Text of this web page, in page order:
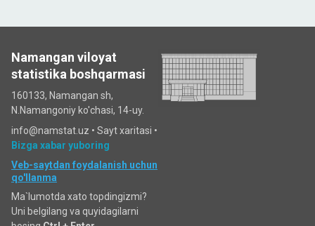
Namangan viloyat
statistika boshqarmasi
160133, Namangan sh,
N.Namangoniy ko'chasi, 14-uy.
info@namstat.uz • Sayt xaritasi •
Bizga xabar yuboring
Veb-saytdan foydalanish uchun
qo'llanma
Ma`lumotda xato topdingizmi?
Uni belgilang va quyidagilarni